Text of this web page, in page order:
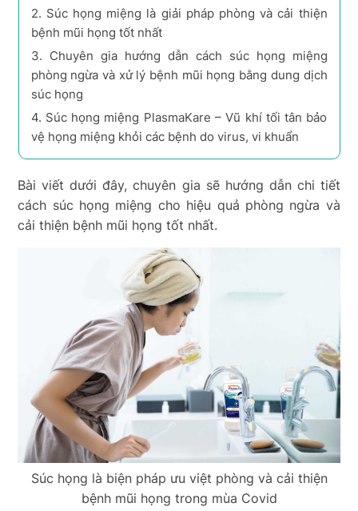
2. Súc họng miệng là giải pháp phòng và cải thiện
bệnh mũi họng tốt nhất
3. Chuyên gia hướng dẫn cách súc họng miệng
phòng ngừa và xử lý bệnh mũi họng bằng dung dịch
súc họng
4. Súc họng miệng PlasmaKare – Vũ khí tối tân bảo
vệ họng miệng khỏi các bệnh do virus, vi khuẩn
Bài viết dưới đây, chuyên gia sẽ hướng dẫn chi tiết
cách súc họng miệng cho hiệu quả phòng ngừa và
cải thiện bệnh mũi họng tốt nhất.
Súc họng là biện pháp ưu việt phòng và cải thiện
bệnh mũi họng trong mùa Covid